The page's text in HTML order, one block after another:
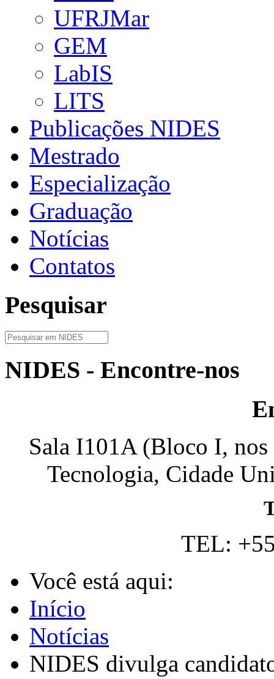
UFRJMar
GEM
LabIS
LITS
Publicações NIDES
Mestrado
Especialização
Graduação
Notícias
Contatos
Pesquisar
NIDES - Encontre-nos
Sala I101A (Bloco I,
Tecnologia, Cidade
TEL:
Você está aqui:
Início
Notícias
NIDES divulga